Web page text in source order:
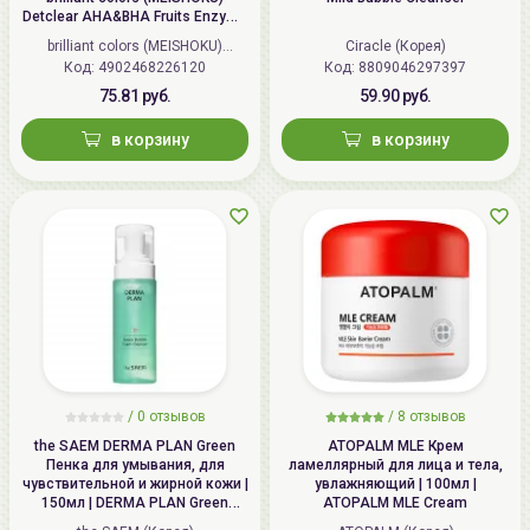
Detclear AHA&BHA Fruits Enzyme
Powder Wash
brilliant colors (MEISHOKU)
(Япония)
Код: 4902468226120
75.81 руб.
в корзину
Ciracle (Корея)
Код: 8809046297397
59.90 руб.
в корзину
/ 0 отзывов
the SAEM DERMA PLAN Green
Пенка для умывания, для
чувствительной и жирной кожи |
150мл | DERMA PLAN Green
Bubble Foam Cleanser
/ 8 отзывов
ATOPALM MLE Крем
ламеллярный для лица и тела,
увлажняющий | 100мл |
ATOPALM MLE Cream